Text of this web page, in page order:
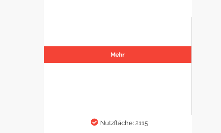
Mehr
Nutzfläche: 2115